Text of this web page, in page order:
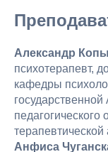
Александр
психотерапевт,
кафедры
терапевтической
Анфиса